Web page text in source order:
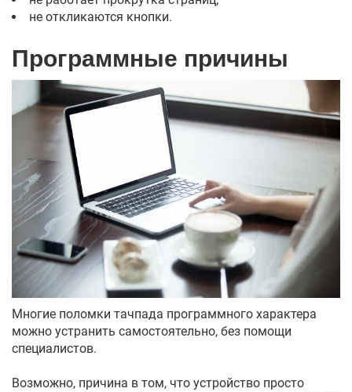
не откликаются кнопки.
Программные причины
Многие поломки тачпада программного характера
можно устранить самостоятельно, без помощи
специалистов.
Возможно, причина в том, что устройство просто